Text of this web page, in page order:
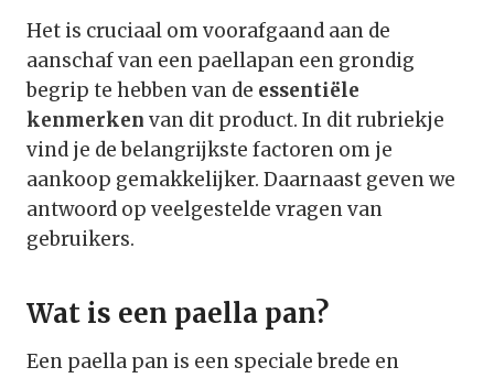
Het is cruciaal om voorafgaand aan de
aanschaf van een paellapan een grondig
begrip te hebben van de essentiële
kenmerken van dit product. In dit rubriekje
vind je de belangrijkste factoren om je
aankoop gemakkelijker. Daarnaast geven we
antwoord op veelgestelde vragen van
gebruikers.
Wat is een paella pan?
Een paella pan is een speciale brede en